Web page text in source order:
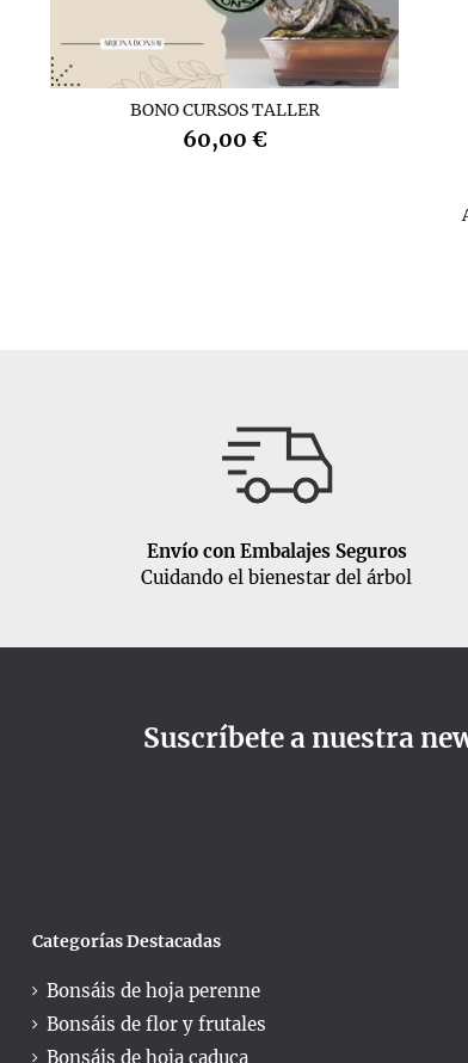
BONO CURSOS TALLER
60,00 €
Envío con Embalajes Seguros
Cuidando el bienestar del árbol
Suscríbete a nuestra
Categorías Destacadas
Bonsáis de hoja perenne
Bonsáis de flor y frutales
Bonsáis de hoja caduca